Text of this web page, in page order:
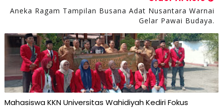
Aneka Ragam Tampilan Busana Adat Nusantara Warnai
Gelar Pawai Budaya.
Mahasiswa KKN Universitas Wahidiyah Kediri Fokus